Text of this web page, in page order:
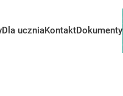
Dla uczniaKontaktDokumenty